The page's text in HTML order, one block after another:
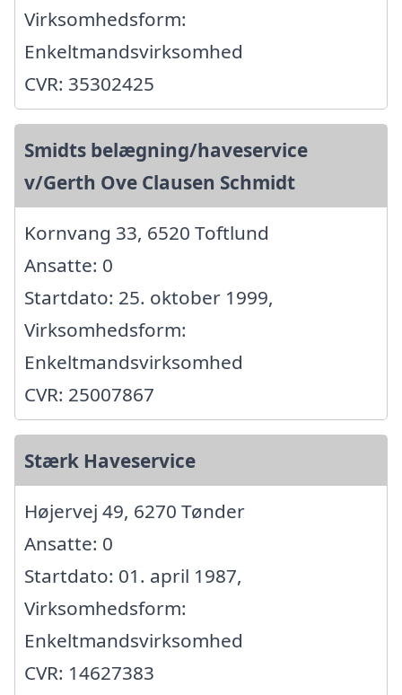
Virksomhedsform:
Enkeltmandsvirksomhed
CVR: 35302425
Smidts belægning/haveservice
v/Gerth Ove Clausen Schmidt
Kornvang 33, 6520 Toftlund
Ansatte: 0
Startdato: 25. oktober 1999,
Virksomhedsform:
Enkeltmandsvirksomhed
CVR: 25007867
Stærk Haveservice
Højervej 49, 6270 Tønder
Ansatte: 0
Startdato: 01. april 1987,
Virksomhedsform:
Enkeltmandsvirksomhed
CVR: 14627383